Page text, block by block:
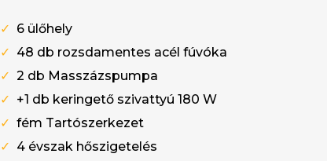
✓ 6 ülőhely
✓ 48 db rozsdamentes acél fúvóka
✓ 2 db Masszázspumpa
✓ +1 db keringető szivattyú 180 W
✓ fém Tartószerkezet
✓ 4 évszak hőszigetelés